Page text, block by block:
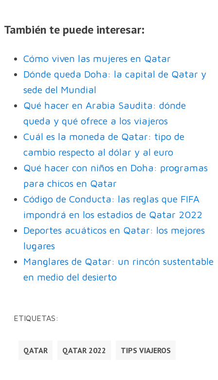
También te puede interesar:
Cómo viven las mujeres en Qatar
Dónde queda Doha: la capital de Qatar y
sede del Mundial
Qué hacer en Arabia Saudita: dónde
queda y qué ofrece a los viajeros
Cuál es la moneda de Qatar: tipo de
cambio respecto al dólar y al euro
Qué hacer con niños en Doha: programas
para chicos en Qatar
Código de Conducta: las reglas que FIFA
impondrá en los estadios de Qatar 2022
Deportes acuáticos en Qatar: los mejores
lugares
Manglares de Qatar: un rincón sustentable
en medio del desierto
ETIQUETAS:
QATAR QATAR 2022 TIPS VIAJEROS